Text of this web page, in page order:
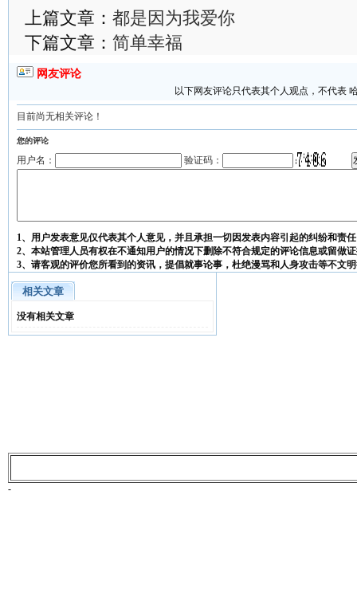
上篇文章： 都是因为我爱你
下篇文章： 简单幸福
网友评论
以下网友评论只代表其个人观点，不代表
目前尚无相关评论！
您的评论
用户名： 验证码：
1、用户发表意见仅代表其个人意见，并且承担一切因发表内容引起的纠纷和责
2、本站管理人员有权在不通知用户的情况下删除不符合规定的评论信息或留做
3、请客观的评价您所看到的资讯，提倡就事论事，杜绝漫骂和人身攻击等不文
相关文章
没有相关文章
-